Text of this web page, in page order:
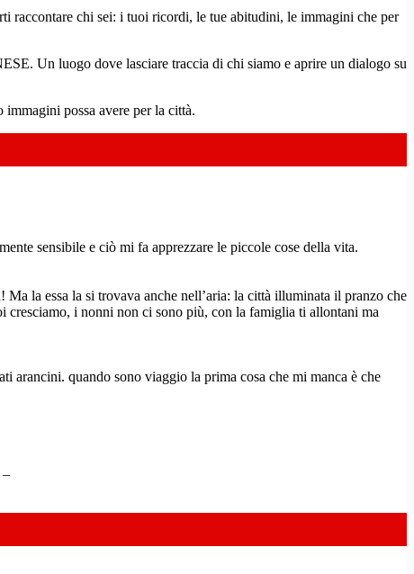
raccontare chi sei: i tuoi ricordi, le tue abitudini, le immagini che per
Un luogo dove lasciare traccia di chi siamo e aprire un dialogo su
immagini possa avere per la città.
sensibile e ciò mi fa apprezzare le piccole cose della vita.
la essa la si trovava anche nell’aria: la città illuminata il pranzo che
i nonni non ci sono più, con la famiglia ti allontani ma
arancini. quando sono viaggio la prima cosa che mi manca è che
–